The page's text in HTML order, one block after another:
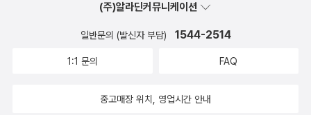
상의 어떤 작품보다도 자주 무대에 올려 공연하고, 이를 본 다른 예술
가들이 불행한 영웅을 그림으로, 산문으로, 음악으로, 다른 공연으로
다. 그러나 직접 읽을 때 가슴 속을 벅차게 하는 슬픔과 동감을 결코
답다고 받아들일 준비가 되어 있는 사람에게만 곁을 허여한다는 것
(주)알라딘커뮤니케이션
일반문의 (발신자 부담) 1544-2514
1:1 문의 FAQ
중고매장 위치, 영업시간 안내